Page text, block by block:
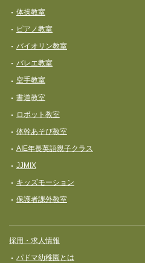
体操教室
ピアノ教室
バイオリン教室
バレエ教室
空手教室
書道教室
ロボット教室
体幹あそび教室
AIE年長英語親子クラス
JJMIX
キッズモーション
保護者課外教室
採用・求人情報
パドマ幼稚園とは